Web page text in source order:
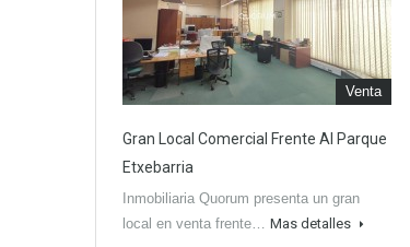
Venta
Gran Local Comercial Frente Al Parque
Etxebarria
Inmobiliaria Quorum presenta un gran
local en venta frente… Mas detalles